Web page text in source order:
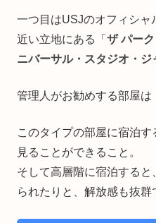
一つ目はUSJのオフィシャ
近い立地にある「 ザ パー
ニバーサル・スタジオ・ジ
管理人がお勧めする部屋は
このタイプの部屋に宿泊
見ることができること。
そして高層階に宿泊する
られたりと、解放感も抜群